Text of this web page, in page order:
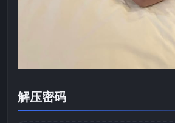
解压密码